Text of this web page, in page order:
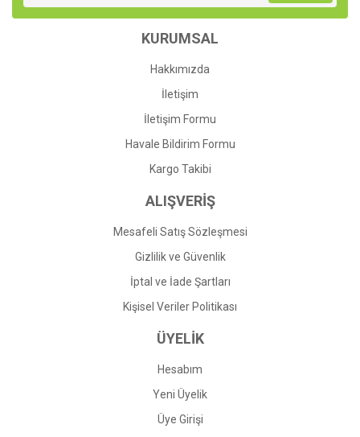
Ürün bilgilerinde hatalar bulunuyor.
Ürün fiyatı diğer sitelerden daha pahalı.
Gönder
KURUMSAL
Hakkımızda
İletişim
İletişim Formu
Havale Bildirim Formu
Kargo Takibi
ALIŞVERİŞ
Mesafeli Satış Sözleşmesi
Gizlilik ve Güvenlik
İptal ve İade Şartları
Kişisel Veriler Politikası
ÜYELİK
Hesabım
Yeni Üyelik
Üye Girişi